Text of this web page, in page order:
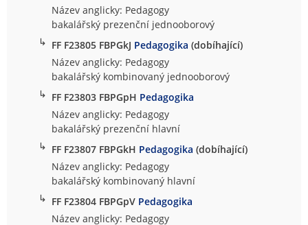
c
k
f
a
k
u
l
t
Název anglicky: Pedagogy
bakalářský prezenční jednooborový
↳ FF F23805 FBPGkJ Pedagogika (dobíhající)
Název anglicky: Pedagogy
bakalářský kombinovaný jednooborový
↳ FF F23803 FBPGpH Pedagogika
Název anglicky: Pedagogy
bakalářský prezenční hlavní
↳ FF F23807 FBPGkH Pedagogika (dobíhající)
Název anglicky: Pedagogy
bakalářský kombinovaný hlavní
↳ FF F23804 FBPGpV Pedagogika
Název anglicky: Pedagogy